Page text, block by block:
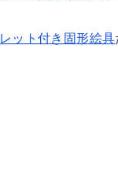
ット付き固形絵具